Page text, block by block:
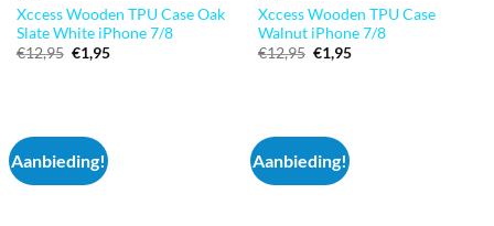
Xccess Wooden TPU Case Oak
Slate White iPhone 7/8
€12,95 Oorspronkelijke
prijs
€1,95Huidige
Xccess Wooden TPU Case
Walnut iPhone 7/8
€12,95 Oorspronkelijke
prijs
€1,95Huidige
Aanbieding! Aanbieding!